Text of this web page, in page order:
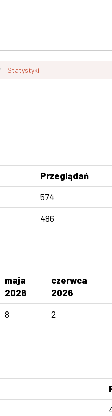
Statystyki
Przeglądań
574
486
maja
2026
czerwca
2026
8 2